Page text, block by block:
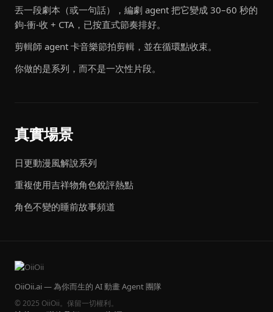
丟一段劇本（或一句話），編劇 agent 把它變成 30–60 秒的
鉤-衝-收 + CTA，已按直式節奏排好。
剪輯師 agent 卡音樂節拍剪輯，並在循環點收束。
你做的是系列，而不是一次性片段。
真實場景
日更動漫風解說系列
重複使用吉祥物角色銳評熱點
角色不變的睡前故事頻道
OiiOii.ai — 為你而生的 AI 動畫 Agent 團隊
© 2025 OiiOii。保留一切權利。